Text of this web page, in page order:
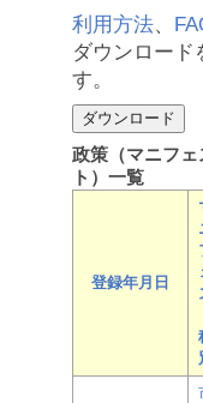
利用方法、
ダウンロード
す。
政策（マニフェ
ト）一覧
登録年月日